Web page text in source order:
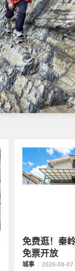
免费逛！秦
免票开放
城事 2026-08-07